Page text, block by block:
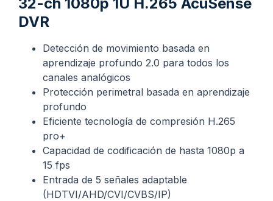
DVR
Detección de movimiento basada en
aprendizaje profundo 2.0 para todos los
canales analógicos
Protección perimetral basada en aprendizaje
profundo
Eficiente tecnología de compresión H.265
pro+
Capacidad de codificación de hasta 1080p a
15 fps
Entrada de 5 señales adaptable
(HDTVI/AHD/CVI/CVBS/IP)